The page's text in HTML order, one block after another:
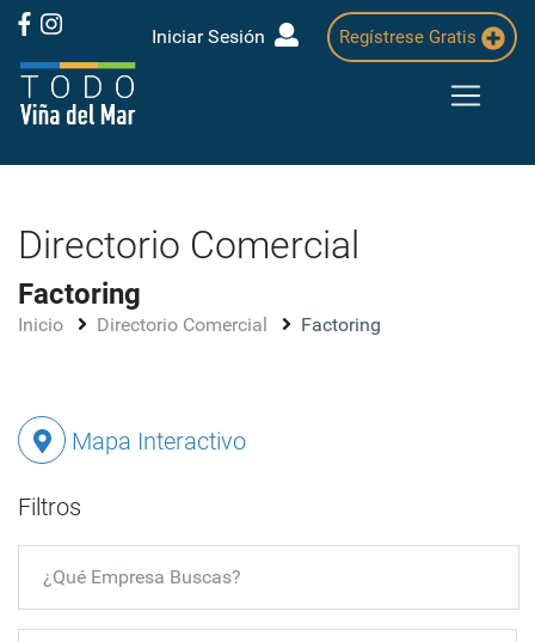
Iniciar Sesión Regístrese Gratis
Directorio Comercial
Factoring
Inicio Directorio Comercial Factoring
Mapa Interactivo
Filtros